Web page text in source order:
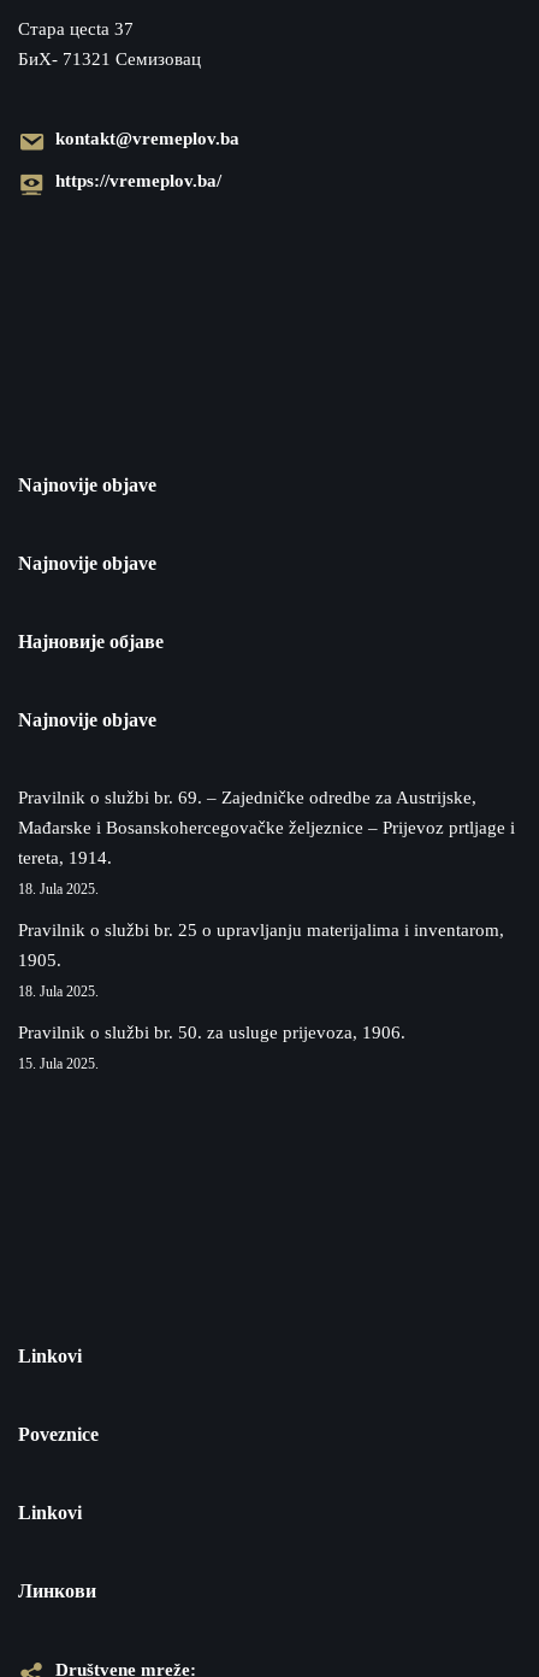
Cтара цecta 37
БиХ- 71321 Семизовац
kontakt@vremeplov.ba
https://vremeplov.ba/
Najnovije objave
Najnovije objave
Најновије објаве
Najnovije objave
Pravilnik o službi br. 69. – Zajedničke odredbe za Austrijske,
Mađarske i Bosanskohercegovačke željeznice – Prijevoz prtljage i
tereta, 1914.
18. Jula 2025.
Pravilnik o službi br. 25 o upravljanju materijalima i inventarom,
1905.
18. Jula 2025.
Pravilnik o službi br. 50. za usluge prijevoza, 1906.
15. Jula 2025.
Linkovi
Poveznice
Linkovi
Линкови
Društvene mreže: